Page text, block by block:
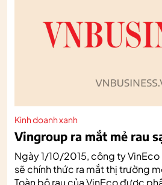
Kinh doanh xanh
Vingroup ra mắt mẻ rau
Ngày 1/10/2015, công ty VinEco
sẽ chính thức ra mắt thị trường
Toàn bộ rau của VinEco được